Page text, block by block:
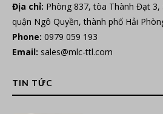
Địa chỉ: Phòng 837, tòa Thành Đạt 3,
quận Ngô Quyền, thành phố Hải
Phone: 0979 059 193
Email: sales@mlc-ttl.com
TIN TỨC